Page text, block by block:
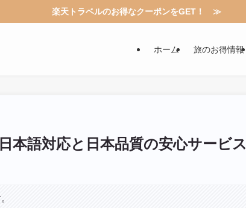
楽天トラベルのお得なクーポンをGET！ ≫
ホーム 旅のお得情報
本語対応と日本品質の安心サービス